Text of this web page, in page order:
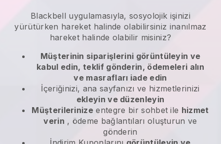
Blackbell uygulamasıyla,sosyolojik işinizi
yürütürken hareket halinde olabilirsiniz inanılmaz
hareket halinde olabilir misiniz?
Müşterinin siparişlerini görüntüleyin ve
kabul edin, teklif gönderin, ödemeleri alın
ve masrafları iade edin
İçeriğinizi, ana sayfanızı ve hizmetlerinizi
ekleyin ve düzenleyin
Müşterilerinize entegre bir sohbet ile hizmet
verin , ödeme bağlantıları oluşturun ve
gönderin